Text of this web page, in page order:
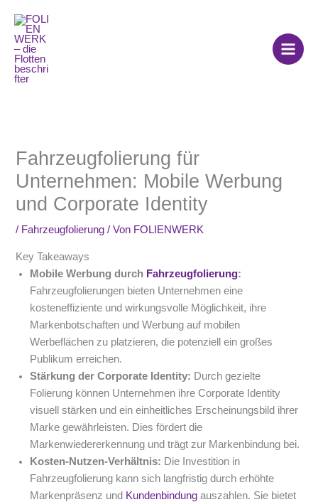
Inhalt
springen
Fahrzeugfolierung für
Unternehmen: Mobile Werbung
und Corporate Identity
/ Fahrzeugfolierung / Von FOLIENWERK
Key Takeaways
Mobile Werbung durch Fahrzeugfolierung:
Fahrzeugfolierungen bieten Unternehmen eine
kosteneffiziente und wirkungsvolle Möglichkeit, ihre
Markenbotschaften und Werbung auf mobilen
Werbeflächen zu platzieren, die potenziell ein großes
Publikum erreichen.
Stärkung der Corporate Identity: Durch gezielte
Folierung können Unternehmen ihre Corporate Identity
visuell stärken und ein einheitliches Erscheinungsbild ihrer
Marke gewährleisten. Dies fördert die
Markenwiedererkennung und trägt zur Markenbindung bei.
Kosten-Nutzen-Verhältnis: Die Investition in
Fahrzeugfolierung kann sich langfristig durch erhöhte
Markenpräsenz und Kundenbindung auszahlen. Sie bietet